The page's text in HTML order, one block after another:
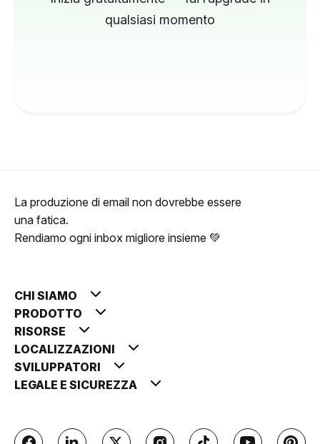
qualsiasi momento
La produzione di email non dovrebbe essere
una fatica.
Rendiamo ogni inbox migliore insieme 💚
CHI SIAMO
PRODOTTO
RISORSE
LOCALIZZAZIONI
SVILUPPATORI
LEGALE E SICUREZZA